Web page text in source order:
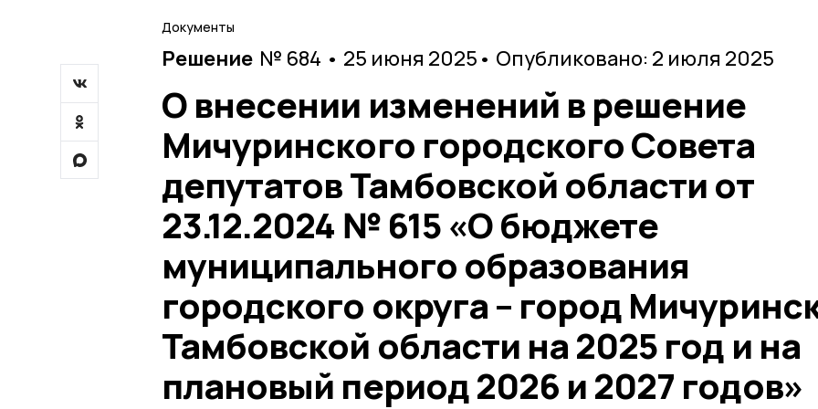
Документы
Решение № 684 • 25 июня 2025 • Опубликовано: 2 июля 2025
О внесении изменений в решение
Мичуринского городского Совета
депутатов Тамбовской области от
23.12.2024 № 615 «О бюджете
муниципального образования
городского округа – город
Тамбовской области на 2025 год и на
плановый период 2026 и 2027 годов»